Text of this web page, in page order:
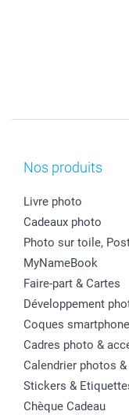
Nos produits
Livre photo
Cadeaux photo
Photo sur toile,
MyNameBook
Faire-part & Cartes
Développement
Coques smartphone
Cadres photo &
Calendrier photos
Stickers &
Chèque Cadeau